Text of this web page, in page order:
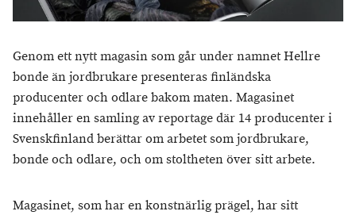
Genom ett nytt magasin som går under namnet Hellre
bonde än jordbrukare presenteras finländska
producenter och odlare bakom maten. Magasinet
innehåller en samling av reportage där 14 producenter i
Svenskfinland berättar om arbetet som jordbrukare,
bonde och odlare, och om stoltheten över sitt arbete.
Magasinet, som har en konstnärlig prägel, har sitt